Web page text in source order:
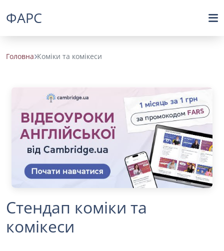
ФАРС
Головна Коміки та комікеси
Стендап коміки та
комікеси